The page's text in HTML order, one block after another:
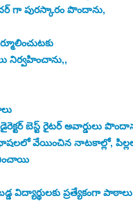
గా పురస్కారం పొందాను,
నిర్వహించాను,,
బెస్ట్ రైటర్ అవార్డులు
వేయించిన నాటకాల్లో,
విద్యార్థులకు ప్రత్యేకంగా